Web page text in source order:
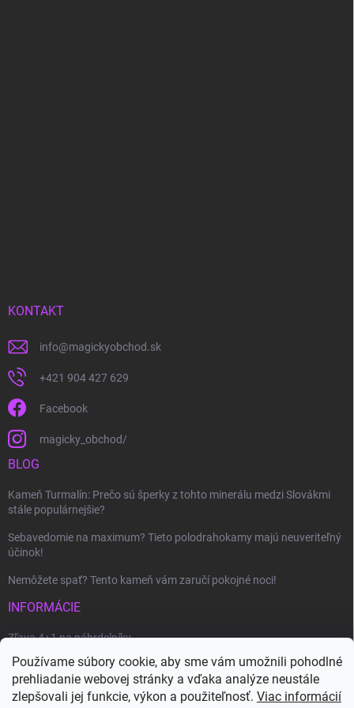
Používame súbory cookie, aby sme vám umožnili pohodlné
prehliadanie webovej stránky a vďaka analýze neustále
zlepšovali jej funkcie, výkon a použiteľnosť. Viac informácií
KONTAKT
info@magickyobchod.sk
+421 904 427 629
Facebook
magicky_obchod/
BLOG
Kameň Turmalín: Prečo sú šperky z tohto minerálu medzi Slovákmi
stále populárnejšie?
Sebavedomie na maximum? Tieto polodrahokamy majú neuveriteľný
účinok!
Nemôžete spať? Tento kameň vám zaručí pokojné noci!
INFORMÁCIE
Zľava 4+1 na náhrdelníky
Ako uplatniť zľavový kupón?
Veľkoobchod